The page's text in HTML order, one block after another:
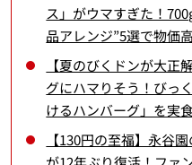
ス」がウマすぎた！
品アレンジ”5選で物価
【夏のびくドンが大正
グにハマりそう！びっ
けるハンバーグ」を実
【130円の至福】永谷